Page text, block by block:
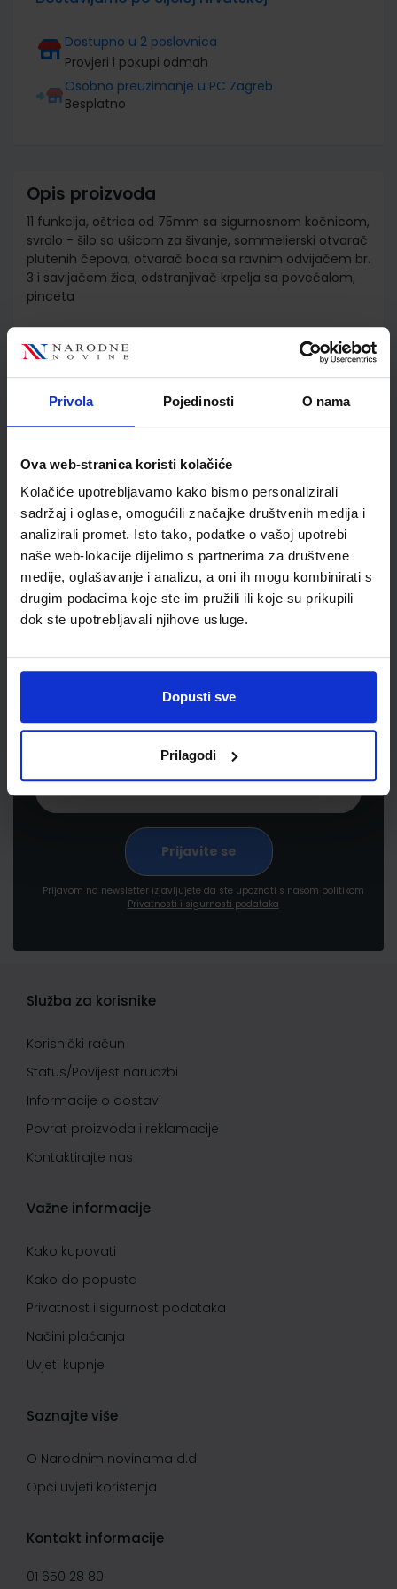
Privola Pojedinosti O nama
Ova web-stranica koristi kolačiće
Kolačiće upotrebljavamo kako bismo personalizirali
sadržaj i oglase, omogućili značajke društvenih medija i
analizirali promet. Isto tako, podatke o vašoj upotrebi
naše web-lokacije dijelimo s partnerima za društvene
medije, oglašavanje i analizu, a oni ih mogu kombinirati s
drugim podacima koje ste im pružili ili koje su prikupili
dok ste upotrebljavali njihove usluge.
Dopusti sve
Prilagodi
Dostupno u 2 poslovnica
Provjeri i pokupi odmah
Osobno preuzimanje u PC Zagreb
Besplatno
Opis proizvoda
11 funkcija, oštrica od 75mm sa sigurnosnom kočnicom,
svrdlo - šilo sa ušicom za šivanje, sommelierski otvarač
plutenih čepova, otvarač boca sa ravnim odvijačem br.
3 i savijačem žica, odstranjivač krpelja sa povećalom,
pinceta
Detalji proizvoda
Šifra proizvoda
598053
Jedinična mjera
Newsletter prijava
Prijavite se kako bi primali informacije o novim
proizvodima i uslugama, akcijama i drugim
pogodnostima
Prijavom na newsletter izjavljujete da ste upoznati s našom politikom
Privatnosti i sigurnosti podataka
Služba za korisnike
Korisnički račun
Status/Povijest narudžbi
Informacije o dostavi
Povrat proizvoda i reklamacije
Kontaktirajte nas
Važne informacije
Kako kupovati
Kako do popusta
Privatnost i sigurnost podataka
Načini plaćanja
Uvjeti kupnje
Saznajte više
O Narodnim novinama d.d.
Opći uvjeti korištenja
Kontakt informacije
01 650 28 80